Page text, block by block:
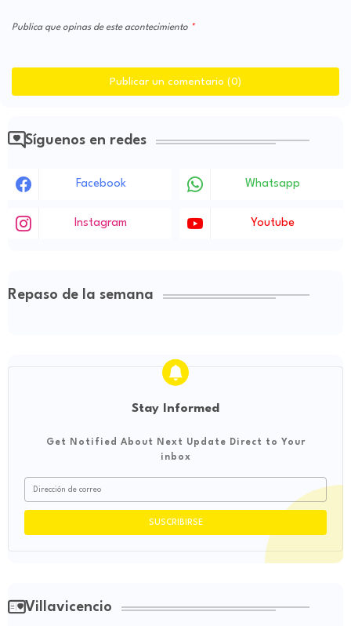
Publica que opinas de este acontecimiento
Publicar un comentario (0)
Síguenos en redes
Facebook Whatsapp
Instagram Youtube
Repaso de la semana
Stay Informed
Get Notified About Next Update Direct to Your
inbox
Villavicencio